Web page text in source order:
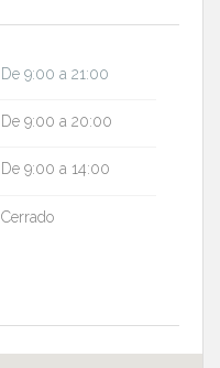
De 9:00 a 21:00
De 9:00 a 20:00
De 9:00 a 14:00
Cerrado